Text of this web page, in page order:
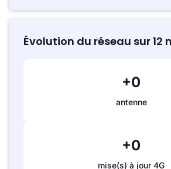
Évolution du réseau sur 12
+0
antenne
+0
mise(s) à jour 4G